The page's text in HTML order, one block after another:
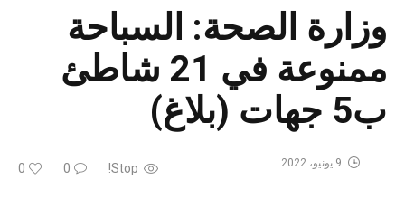
وزارة الصحة: السباحة
ممنوعة في 21 شاطئ
ب5 جهات (بلاغ)
Stop!
0
0 9 يونيو، 2022